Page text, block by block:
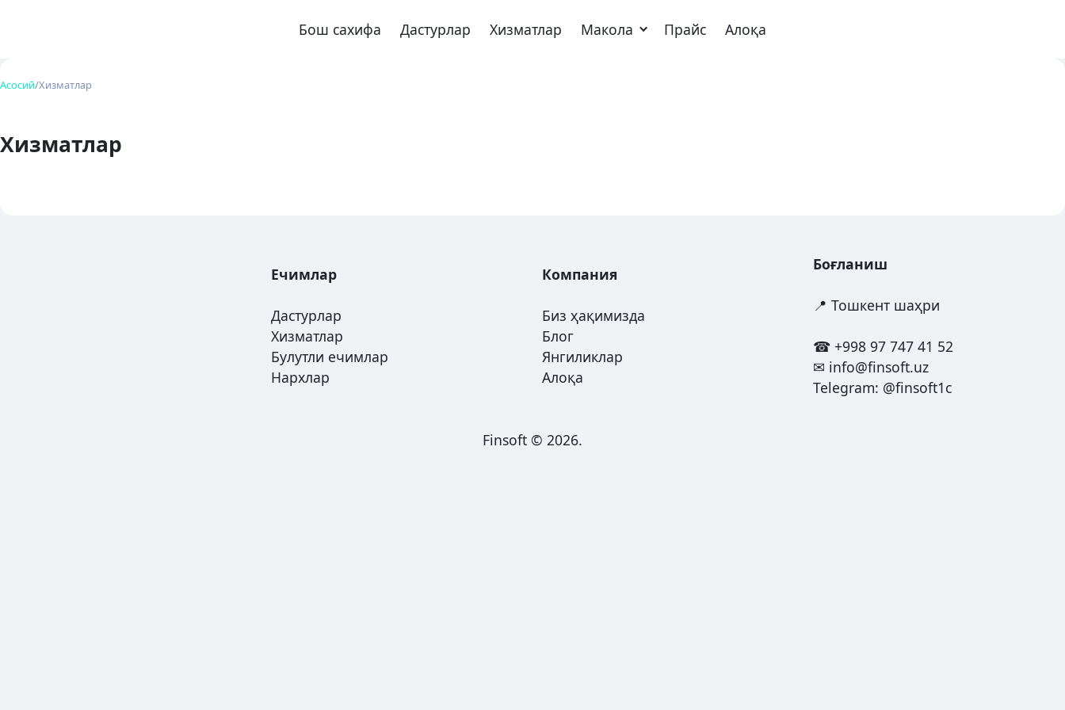
Бош сахифа Дастурлар Хизматлар Макола Прайс Алоқа
Асосий/Хизматлар
Хизматлар
Ечимлар
Дастурлар
Хизматлар
Булутли ечимлар
Нархлар
Компания
Биз ҳақимизда
Блог
Янгиликлар
Алоқа
Боғланиш
📍 Тошкент шаҳри
☎ +998 97 747 41 52
✉ info@finsoft.uz
Telegram: @finsoft1c
Finsoft © 2026.